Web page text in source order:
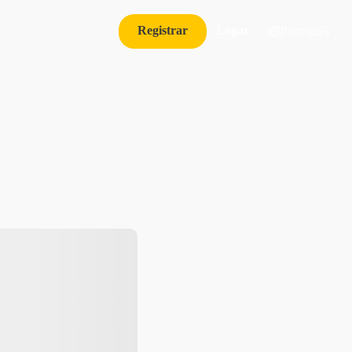
Registrar